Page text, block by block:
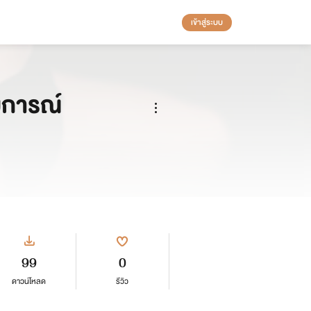
เข้าสู่ระบบ
การณ์
99
ดาวน์โหลด
0
รีวิว